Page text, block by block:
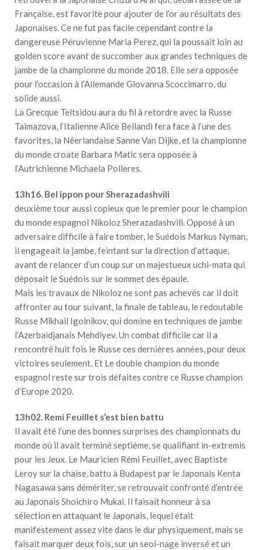
Française, est favorite pour ajouter de l’or au résultats des
Japonaises. Ce ne fut pas facile cependant contre la
dangereuse Péruvienne Maria Perez, qui la poussait loin au
golden score avant de succomber aux grandes techniques de
jambe de la championne du monde 2018. Elle sera opposée
pour l’occasion à l’Allemande Giovanna Scoccimarro, du
solide aussi.
La Grecque Teltsidou aura du fil à retordre avec la Russe
Taimazova, l’Italienne Alice Bellandi fera face à l’une des
favorites, la Néerlandaise Sanne Van Dijke, et la championne
du monde croate Barbara Matic sera opposée à
l’Autrichienne Michaela Polleres.
13h16. Bel ippon pour Sherazadashvili
deuxième tour aussi copieux que le premier pour le champion
du monde espagnol Nikoloz Sherazadashvili. Opposé à un
adversaire difficile à faire tomber, le Suédois Markus Nyman,
il engageait la jambe, feintant sur la direction d’attaque,
avant de relancer d’un coup sur un majestueux uchi-mata qui
déposait le Suédois sur le sommet des épaule.
Mais les travaux de Nikoloz ne sont pas achevés car il doit
affronter au tour suivant, la finale de tableau, le redoutable
Russe Mikhail Igolnikov, qui domine en techniques de jambe
l’Azerbaidjanais Mehdiyev. Un combat difficile car il a
rencontré huit fois le Russe ces dernières années, pour deux
victoires seulement. Et Le double champion du monde
espagnol reste sur trois défaites contre ce Russe champion
d’Europe 2020.
13h02. Remi Feuillet s’est bien battu
Il avait été l’une des bonnes surprises des championnats du
monde où il avait terminé septième, se qualifiant in-extremis
pour les Jeux. Le Mauricien Rémi Feuillet, avec Baptiste
Leroy sur la chaise, battu à Budapest par le Japonais Kenta
Nagasawa sans démériter, se retrouvait confronté d’entrée
au Japonais Shoichiro Mukai. Il faisait honneur à sa
sélection en attaquant le Japonais, lequel était
manifestement assez vite dans le dur physiquement, mais se
faisait marquer deux fois, sur un seoi-nage inversé et un